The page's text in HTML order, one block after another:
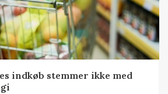
indkøb stemmer ikke med